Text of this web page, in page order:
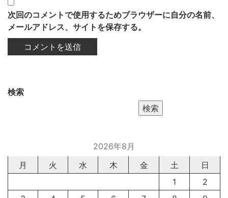
次回のコメントで使用するためブラウザーに自分の名前、
メールアドレス、サイトを保存する。
検索
検索
2026年8月
月
火 水 木 金 土
日
1
2